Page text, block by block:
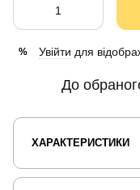
% Увійти для
До
ХАРАКТЕРИСТИКИ